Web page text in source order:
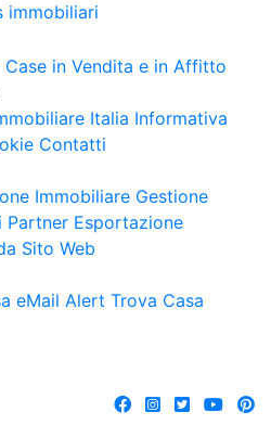
immobiliari
Italia Informativa
Contatti
Immobiliare Gestione
Partner Esportazione
Sito Web
eMail Alert Trova Casa